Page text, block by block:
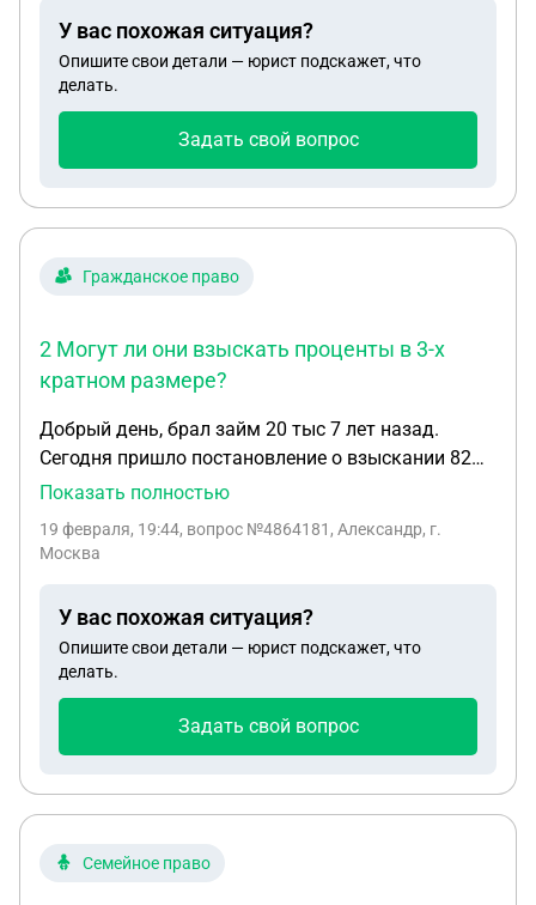
ни собственником, ни прописан и не проживаю в
ней. Плачу алименты на содержание детей по
исполнительному листу 33%. Правомерно ли
У вас похожая ситуация?
Опишите свои детали — юрист подскажет, что
делать.
Задать свой вопрос
Гражданское право
2 Могут ли они взыскать проценты в 3-х
кратном размере?
Добрый день, брал займ 20 тыс 7 лет назад.
Сегодня пришло постановление о взыскании 82
тыс ( 20 тыс основной долг+ 60 тыс проценты + 2
микрозаймам? 2 Могут ли они взыскать
Показать полностью
19 февраля, 19:44, вопрос №4864181, Александр, г.
Москва
У вас похожая ситуация?
Опишите свои детали — юрист подскажет, что
делать.
Задать свой вопрос
Семейное право